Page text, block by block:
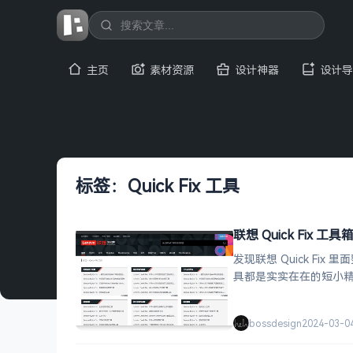
主页 素材资源 设计神器 设计
标签：Quick Fix 工具
联想 Quick Fix 工具
发现联想 Quick Fix 里
具都是实实在在的短小
bossdesign2024-03-